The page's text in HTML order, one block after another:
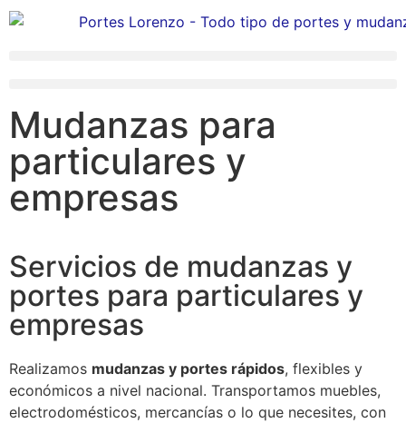
Mudanzas para
particulares y
empresas
Servicios de mudanzas y
portes para particulares y
empresas
Realizamos mudanzas y portes rápidos, flexibles y
económicos a nivel nacional. Transportamos muebles,
electrodomésticos, mercancías o lo que necesites, con